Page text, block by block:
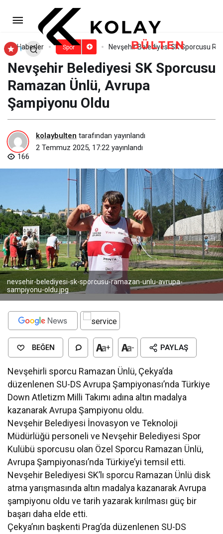
Haberler Spor Nevşehir Belediyesi SK Sporcusu
Nevşehir Belediyesi SK Sporcusu
Ramazan Ünlü, Avrupa
Şampiyonu Oldu
kolaybulten tarafından yayınlandı
2 Temmuz 2025, 17:22 yayınlandı
166
nevsehir-belediyesi-sk-sporcusu-ramazan-unlu-avrupa-
sampiyonu-oldu.jpg
BEĞEN + - PAYLAŞ
Nevşehirli sporcu Ramazan Ünlü, Çekya’da
düzenlenen SU-DS Avrupa Şampiyonası’nda Türkiye
Down Atletizm Milli Takımı adına altın madalya
kazanarak Avrupa Şampiyonu oldu.
Nevşehir Belediyesi İnovasyon ve Teknoloji
Müdürlüğü personeli ve Nevşehir Belediyesi Spor
Kulübü sporcusu olan Özel Sporcu Ramazan Ünlü,
Avrupa Şampiyonası’nda Türkiye’yi temsil etti.
Nevşehir Belediyesi SK’lı sporcu Ramazan Ünlü disk
atma yarışmasında altın madalya kazanarak Avrupa
şampiyonu oldu ve tarih yazarak kırılması güç bir
başarı daha elde etti.
Çekya’nın başkenti Prag’da düzenlenen SU-DS
Büyükşehir’in altyapı
seçmelerine büyük ilgi
Yorum Yap Paylaş